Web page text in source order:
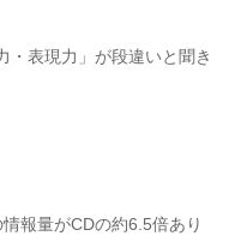
・表現力」が段違いと聞き
報量がCDの約6.5倍あり